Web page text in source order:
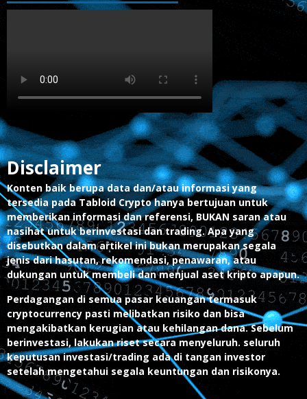
Disclaimer
Konten baik berupa data dan/atau informasi yang
tersedia pada Tabloid Crypto hanya bertujuan untuk
memberikan informasi dan referensi, BUKAN saran atau
nasihat untuk berinvestasi dan trading. Apa yang
disebutkan dalam artikel ini bukan merupakan segala
jenis dari hasutan, rekomendasi, penawaran, atau
dukungan untuk membeli dan menjual aset kripto apapun.
Perdagangan di semua pasar keuangan termasuk
cryptocurrency pasti melibatkan risiko dan bisa
mengakibatkan kerugian atau kehilangan dana. Sebelum
berinvestasi, lakukan riset secara menyeluruh. seluruh
keputusan investasi/trading ada di tangan investor
setelah mengetahui segala keuntungan dan risikonya.